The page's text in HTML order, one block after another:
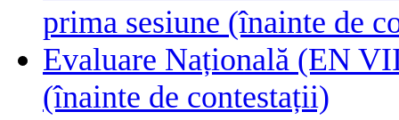
prima sesiune (înainte de
Evaluare Națională (EN
(înainte de contestații)